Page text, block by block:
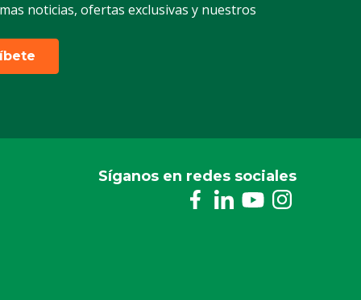
noticias, ofertas exclusivas y nuestros
Síganos en redes sociales